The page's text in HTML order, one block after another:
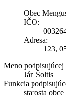
Obec
IČO:
Adresa:
123,
Meno podpisujúcej
Ján Šoltis
Funkcia
starosta obce